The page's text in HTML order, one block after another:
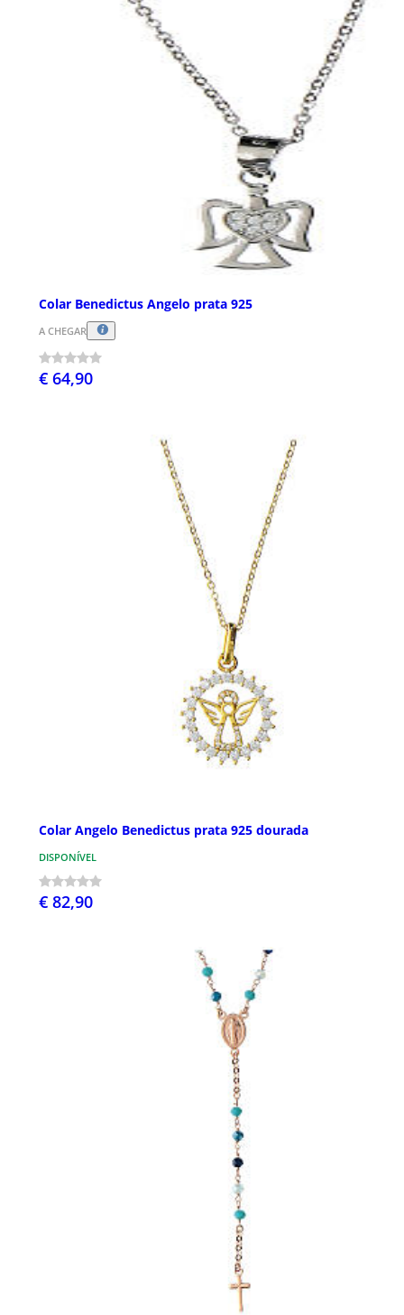
Colar Benedictus Angelo prata 925
A CHEGAR
€ 64,90
Colar Angelo Benedictus prata 925 dourada
DISPONÍVEL
€ 82,90